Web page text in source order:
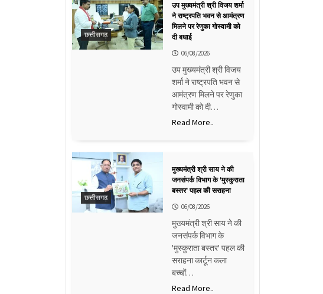
छत्तीसगढ़
उप मुख्यमंत्री श्री विजय शर्मा
ने राष्ट्रपति भवन से आमंत्रण
मिलने पर रेणुका गोस्वामी को
दी बधाई
06/08/2026
उप मुख्यमंत्री श्री विजय
शर्मा ने राष्ट्रपति भवन से
आमंत्रण मिलने पर रेणुका
गोस्वामी को दी…
Read More..
छत्तीसगढ़
मुख्यमंत्री श्री साय ने की
जनसंपर्क विभाग के ‘मुस्कुराता
बस्तर’ पहल की सराहना
06/08/2026
मुख्यमंत्री श्री साय ने की
जनसंपर्क विभाग के
'मुस्कुराता बस्तर' पहल की
सराहना कार्टून कला
बच्चों…
Read More..